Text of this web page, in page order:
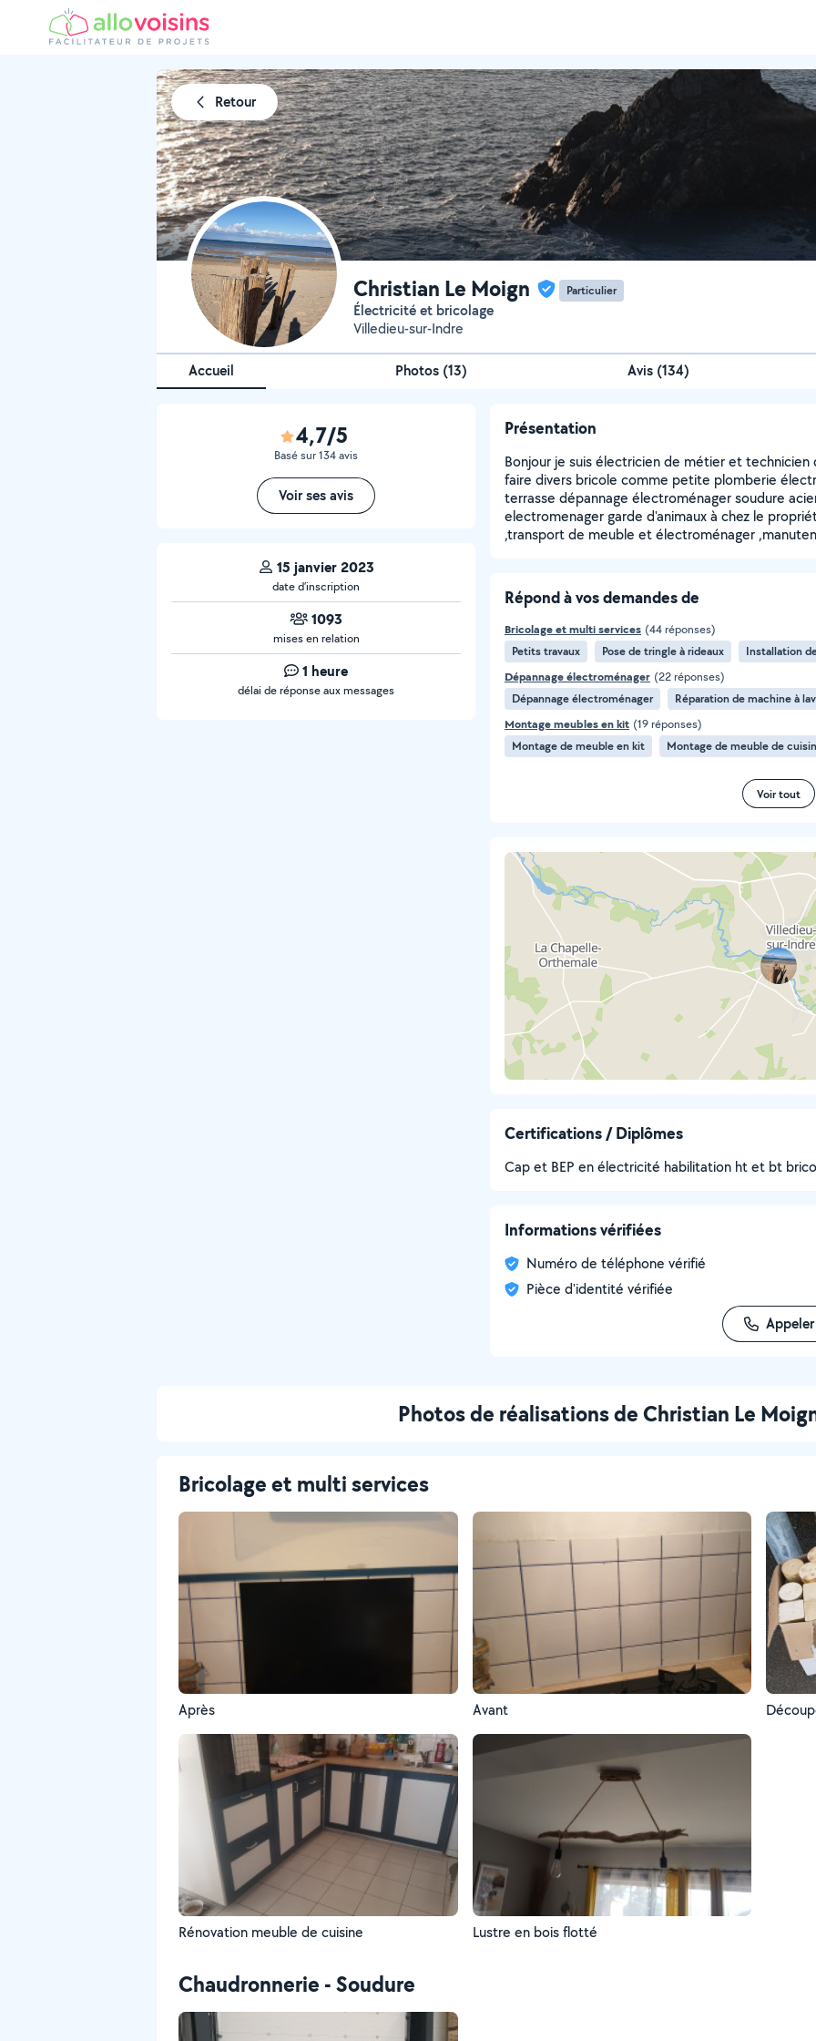
Retour
Christian Le Moign Particulier
Électricité et bricolage
Villedieu-sur-Indre
Accueil Photos (13) Avis (134)
4,7/5
Basé sur 134 avis
Voir ses avis
15 janvier 2023
date d’inscription
1093
mises en relation
1 heure
délai de réponse aux messages
Présentation
Bonjour je suis électricien de métier et
faire divers bricole comme petite plomberie
terrasse dépannage électroménager soudure
electromenager garde d'animaux à chez le
,transport de meuble et électroménager
Répond à vos demandes de
Bricolage et multi services (44 réponses)
Petits travaux
Pose de tringle à rideaux
Installation
Dépannage électroménager (22 réponses)
Dépannage électroménager
Réparation de machine à
Montage meubles en kit (19 réponses)
Montage de meuble en kit
Montage de meuble de
Voir tout
Certifications / Diplômes
Cap et BEP en électricité habilitation ht et bt
Informations vérifiées
Numéro de téléphone vérifié
Pièce d'identité vérifiée
Appeler
Photos de réalisations de Christian Le
Bricolage et multi services
Après Avant
Rénovation meuble de cuisine Lustre en bois flotté
Chaudronnerie - Soudure